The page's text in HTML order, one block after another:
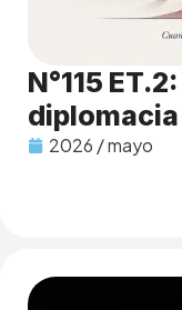
N°115
diplomacia
2026 / mayo